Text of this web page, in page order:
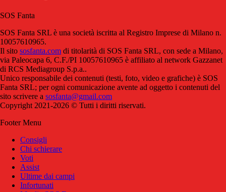
SOS Fanta
SOS Fanta SRL è una società iscritta al Registro Imprese di Milano n.
10057610965.
Il sito sosfanta.com di titolarità di SOS Fanta SRL, con sede a Milano,
via Paleocapa 6, C.F./PI 10057610965 è affiliato al network Gazzanet
di RCS Mediagroup S.p.a..
Unico responsabile dei contenuti (testi, foto, video e grafiche) è SOS
Fanta SRL; per ogni comunicazione avente ad oggetto i contenuti del
sito scrivere a sosfanta@gmail.com
Copyright 2021-2026 © Tutti i diritti riservati.
Footer Menu
Consigli
Chi schierare
Voti
Assist
Ultime dai campi
Infortunati